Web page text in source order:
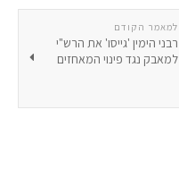
למאמר הקודם
רבני הימין 'גייסו' את הרש"י
למאבק נגד פינוי המאחזים